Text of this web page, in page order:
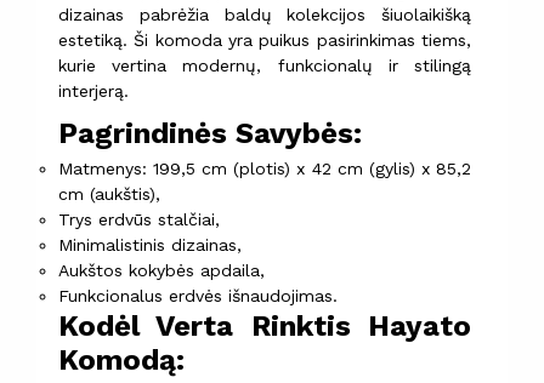
dizainas pabrėžia baldų kolekcijos šiuolaikišką
estetiką. Ši komoda yra puikus pasirinkimas tiems,
kurie vertina modernų, funkcionalų ir stilingą
interjerą.
Pagrindinės Savybės:
Matmenys: 199,5 cm (plotis) x 42 cm (gylis) x 85,2
cm (aukštis),
Trys erdvūs stalčiai,
Minimalistinis dizainas,
Aukštos kokybės apdaila,
Funkcionalus erdvės išnaudojimas.
Kodėl Verta Rinktis Hayato
Komodą: